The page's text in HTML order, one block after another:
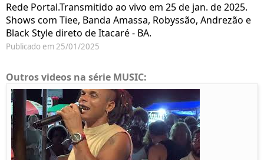
Rede Portal.Transmitido ao vivo em 25 de jan. de 2025.
Shows com Tiee, Banda Amassa, Robyssão, Andrezão e
Black Style direto de Itacaré - BA.
Publicado em 25/01/2025
Outros videos na série MUSIC: